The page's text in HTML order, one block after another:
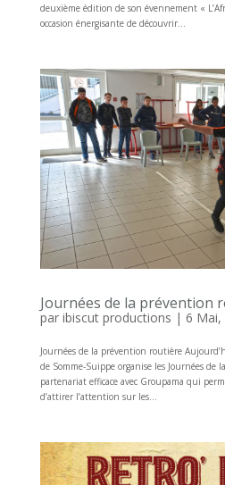
deuxième édition de son évennement «
occasion énergisante de découvrir...
Journées de la prévention
par ibiscut productions | 6 Mai,
Journées de la prévention routière
de Somme-Suippe organise les Journées
partenariat efficace avec Groupama qui
d’attirer l’attention sur les...